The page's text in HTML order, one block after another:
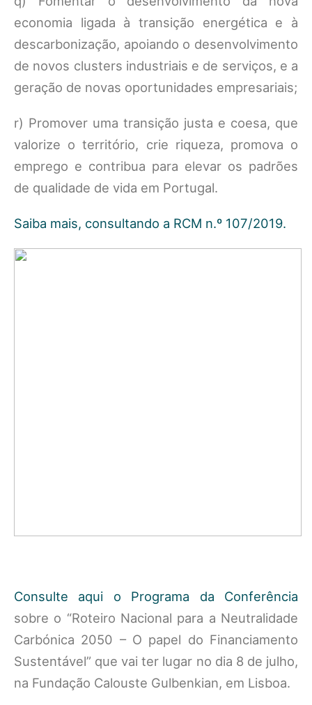
economia ligada à transição energética e à
descarbonização, apoiando o desenvolvimento
de novos clusters industriais e de serviços, e a
geração de novas oportunidades empresariais;
r) Promover uma transição justa e coesa, que
valorize o território, crie riqueza, promova o
emprego e contribua para elevar os padrões
de qualidade de vida em Portugal.
Saiba mais, consultando a RCM n.º 107/2019.
Consulte aqui o Programa da Conferência
sobre o “Roteiro Nacional para a Neutralidade
Carbónica 2050 – O papel do Financiamento
Sustentável” que vai ter lugar no dia 8 de julho,
na Fundação Calouste Gulbenkian, em Lisboa.